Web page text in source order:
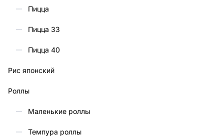
Пицца
Пицца 33
Пицца 40
Рис японский
Роллы
Маленькие роллы
Темпура роллы